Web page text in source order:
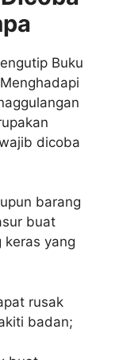
Buku
dicoba
barang
buat
keras yang
rusak
badan;